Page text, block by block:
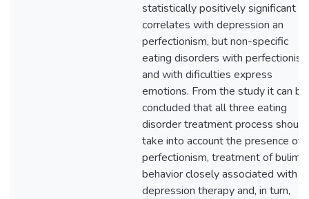
statistically positively significant
correlates with depression an
perfectionism, but non-specific
eating disorders with
and with dificulties express
emotions. From the study it can be
concluded that all three eating
disorder treatment process should
take into account the presence of
perfectionism, treatment of bulimic
behavior closely associated with
depression therapy and, in turn,